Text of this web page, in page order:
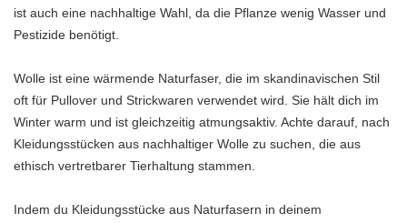
ist auch eine nachhaltige Wahl, da die Pflanze wenig Wasser und
Pestizide benötigt.
Wolle ist eine wärmende Naturfaser, die im skandinavischen Stil
oft für Pullover und Strickwaren verwendet wird. Sie hält dich im
Winter warm und ist gleichzeitig atmungsaktiv. Achte darauf, nach
Kleidungsstücken aus nachhaltiger Wolle zu suchen, die aus
ethisch vertretbarer Tierhaltung stammen.
Indem du Kleidungsstücke aus Naturfasern in deinem